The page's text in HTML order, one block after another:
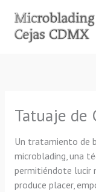
contenido
Tatuaje de
Un tratamiento de
microblading, una
permitiéndote lucir
produce placer,